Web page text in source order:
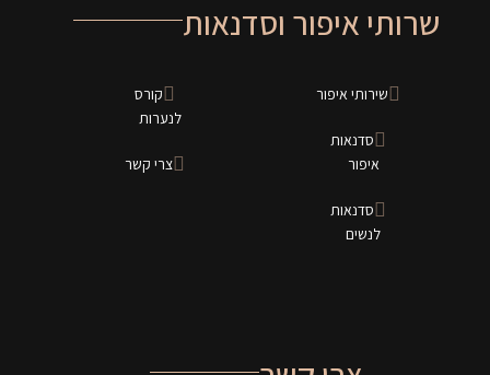
שרותי איפור וסדנאות
שירותי איפור
סדנאות
איפור
סדנאות
לנשים
קורס
לנערות
צרי קשר